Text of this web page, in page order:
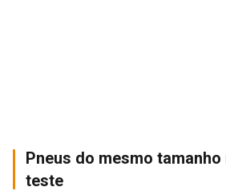
Pneus do mesmo
teste